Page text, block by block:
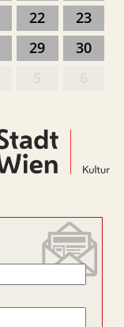
22
23
29
30